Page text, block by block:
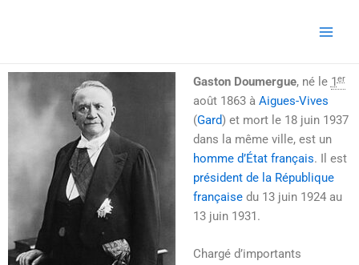
Gaston Doumergue, né le 1er
août 1863à Aigues-Vives
(Gard) et mort le 18 juin 1937
dans la même ville, est un
homme d’État français. Il est
président de la République
françaisedu 13 juin 1924au
13 juin 1931.
Chargé d’importants